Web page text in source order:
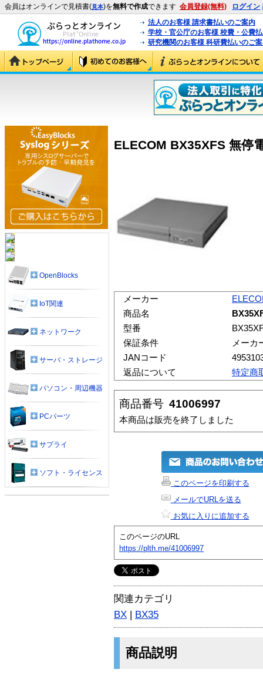
会員はオンラインで見積書(見本)を無料で作成できます 会員登録(無料) ログイン
法人のお客様 請求書払いのご案内
学校・官公庁のお客様 校費・公費
研究機関のお客様 科研費払いのご
ELECOM BX35XFS 無停
メーカー
商品名
型番
保証条件
メーカ
JANコード
返品について
特定商
商品番号 41006997
本商品は販売を終了しました
このページを印刷する
メールでURLを送る
お気に入りに追加する
このページのURL
https://plth.me/41006997
関連カテゴリ
BX | BX35
商品説明
OpenBlocks
IoT関連
ネットワーク
サーバ・ストレージ
パソコン・周辺機器
PCパーツ
サプライ
ソフト・ライセンス